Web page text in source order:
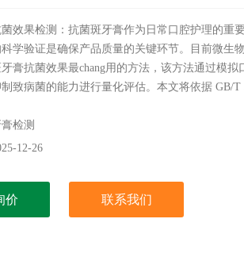
效果检测：抗菌斑牙膏作为日常口腔护理的重要
学验证是确保产品质量的关键环节。目前微生
膏抗菌效果最chang用的方法，该方法通过模拟
致病菌的能力进行量化评估。本文将依据 GB/T
键控制点及结果判定标准，为消费者和企业提供
检测
12-26
价 联系我们